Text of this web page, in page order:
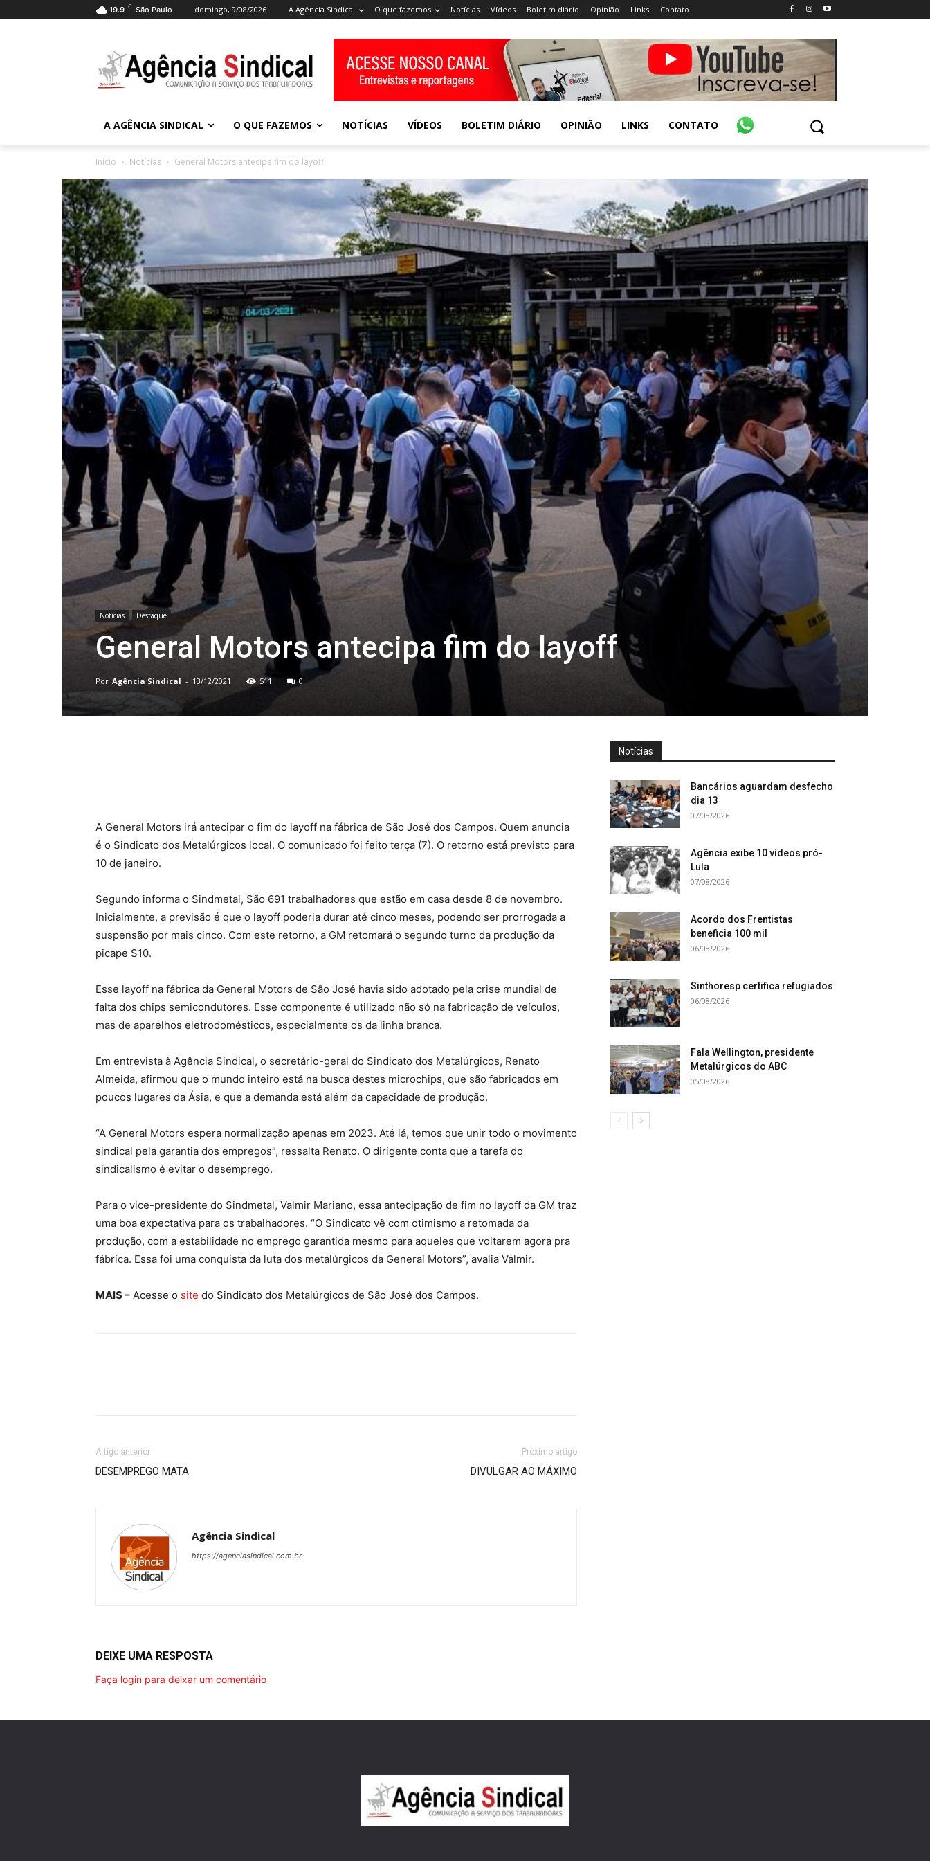
19.9 C São Paulo domingo, 9/08/2026 A Agência Sindical O que fazemos Notícias Vídeos Boletim diário Opinião Links Contato
A AGÊNCIA SINDICAL O QUE FAZEMOS NOTÍCIAS VÍDEOS BOLETIM DIÁRIO OPINIÃO LINKS CONTATO
Início Notícias General Motors antecipa fim do layoff
Notícias Destaque
General Motors antecipa fim do layoff
Por Agência Sindical - 13/12/2021 511 0
A General Motors irá antecipar o fim do layoff na fábrica de São José dos Campos. Quem anuncia
é o Sindicato dos Metalúrgicos local. O comunicado foi feito terça (7). O retorno está previsto para
10 de janeiro.
Segundo informa o Sindmetal, São 691 trabalhadores que estão em casa desde 8 de novembro.
Inicialmente, a previsão é que o layoff poderia durar até cinco meses, podendo ser prorrogada a
suspensão por mais cinco. Com este retorno, a GM retomará o segundo turno da produção da
picape S10.
Esse layoff na fábrica da General Motors de São José havia sido adotado pela crise mundial de
falta dos chips semicondutores. Esse componente é utilizado não só na fabricação de veículos,
mas de aparelhos eletrodomésticos, especialmente os da linha branca.
Em entrevista à Agência Sindical, o secretário-geral do Sindicato dos Metalúrgicos, Renato
Almeida, afirmou que o mundo inteiro está na busca destes microchips, que são fabricados em
poucos lugares da Ásia, e que a demanda está além da capacidade de produção.
“A General Motors espera normalização apenas em 2023. Até lá, temos que unir todo o movimento
sindical pela garantia dos empregos”, ressalta Renato. O dirigente conta que a tarefa do
sindicalismo é evitar o desemprego.
Para o vice-presidente do Sindmetal, Valmir Mariano, essa antecipação de fim no layoff da GM traz
uma boa expectativa para os trabalhadores. “O Sindicato vê com otimismo a retomada da
produção, com a estabilidade no emprego garantida mesmo para aqueles que voltarem agora pra
fábrica. Essa foi uma conquista da luta dos metalúrgicos da General Motors”, avalia Valmir.
MAIS – Acesse o site do Sindicato dos Metalúrgicos de São José dos Campos.
Artigo anterior
DESEMPREGO MATA
Próximo artigo
DIVULGAR AO MÁXIMO
Agência Sindical
https://agenciasindical.com.br
DEIXE UMA RESPOSTA
Faça login para deixar um comentário
Notícias
Bancários aguardam desfecho
dia 13
07/08/2026
Agência exibe 10 vídeos pró-
Lula
07/08/2026
Acordo dos Frentistas
beneficia 100 mil
06/08/2026
Sinthoresp certifica refugiados
06/08/2026
Fala Wellington, presidente
Metalúrgicos do ABC
05/08/2026